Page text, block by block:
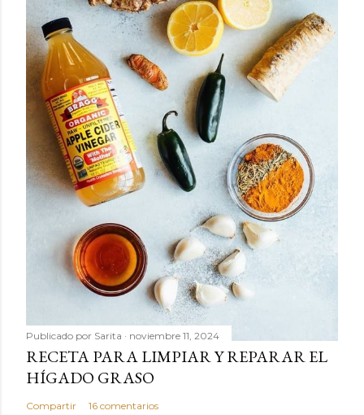
Publicado por Sarita noviembre 11, 2024
RECETA PARA LIMPIAR Y REPARAR EL
HÍGADO GRASO
Compartir 16 comentarios